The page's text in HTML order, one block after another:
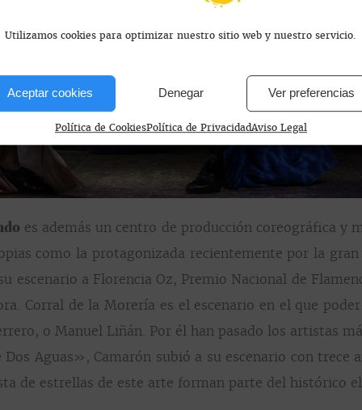
Utilizamos cookies para optimizar nuestro sitio web y nuestro servicio.
Aceptar cookies Denegar Ver preferencias
Política de CookiesPolítica de PrivacidadAviso Legal
es además un centro de producción coreográfica y
como la protagonizada recientemente por la
escenario a Florencia Oz, Premio Nacional de
Corral de la Morería es el escenario en el que
o Manuel Liñán. Por él han pasado los artistas
Aguas», Camarón subió a su escenario con trece
de estrellas de este arte forman parte del histórico